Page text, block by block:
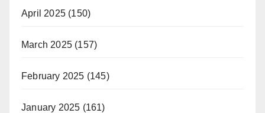
April 2025 (150)
March 2025 (157)
February 2025 (145)
January 2025 (161)